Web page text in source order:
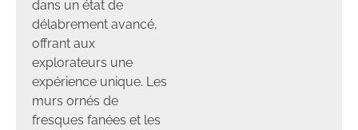
dans un état de
délabrement avancé,
offrant aux
explorateurs une
expérience unique. Les
murs ornés de
fresques fanées et les